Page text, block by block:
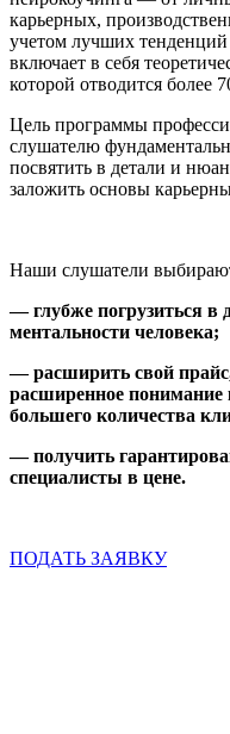
карьерных,
учетом лучших
включает в себя
которой отводится более
Цель программы
слушателю
посвятить в детали и
заложить основы
Наши слушатели
— глубже погрузиться в
ментальности человека;
— расширить свой
расширенное понимание
большего количества
— получить
специалисты в цене.
ПОДАТЬ ЗАЯВКУ